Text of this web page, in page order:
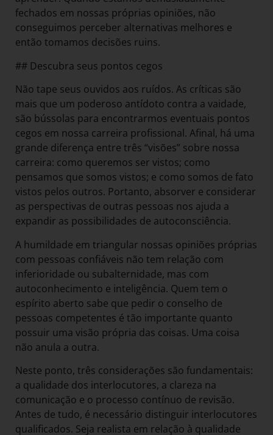
fechados em nossas próprias opiniões, não
conseguimos perceber alternativas melhores e
então tomamos decisões ruins.
## Descubra seus pontos cegos
Não tape seus ouvidos aos ruídos. As críticas são
mais que um poderoso antídoto contra a vaidade,
são bússolas para encontrarmos eventuais pontos
cegos em nossa carreira profissional. Afinal, há uma
grande diferença entre três “visões” sobre nossa
carreira: como queremos ser vistos; como
pensamos que somos vistos; e como somos de fato
vistos pelos outros. Portanto, absorver e considerar
as perspectivas de outras pessoas nos ajuda a
expandir as possibilidades de autoconsciência.
A humildade em triangular nossas opiniões próprias
com pessoas confiáveis não tem relação com
inferioridade ou subalternidade, mas com
autoconhecimento e inteligência. Quem tem o
espírito aberto sabe que pedir o conselho de
pessoas competentes é tão importante quanto
possuir uma visão própria das coisas. Uma coisa
não anula a outra.
Neste ponto, três considerações são fundamentais:
a qualidade dos interlocutores, a clareza na
comunicação e o processo contínuo de revisão.
Antes de tudo, é necessário distinguir interlocutores
qualificados. Seja realista em relação à qualidade